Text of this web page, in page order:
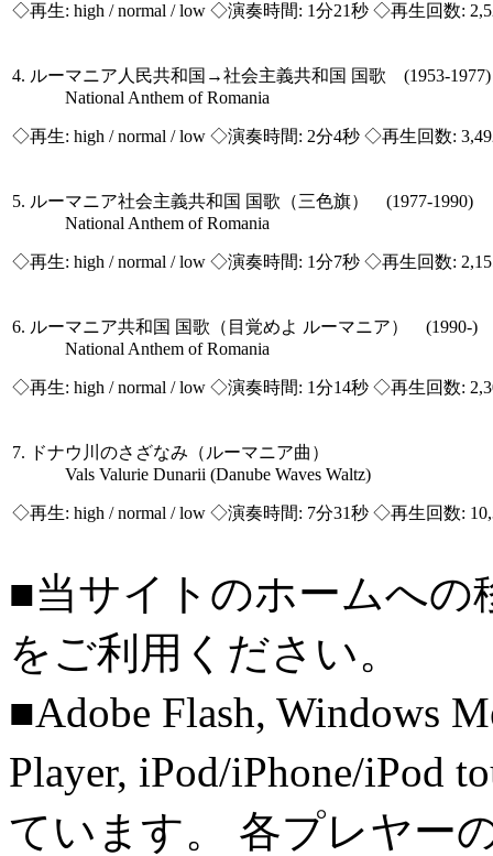
◇再生: high / normal / low ◇演奏時間: 1分21秒 ◇再生回数:
4. ルーマニア人民共和国→社会主義共和国 国歌 (1953-1977)
National Anthem of Romania
◇再生: high / normal / low ◇演奏時間: 2分4秒 ◇再生回数:
5. ルーマニア社会主義共和国 国歌（三色旗） (1977-1990)
National Anthem of Romania
◇再生: high / normal / low ◇演奏時間: 1分7秒 ◇再生回数:
6. ルーマニア共和国 国歌（目覚めよ ルーマニア） (1990-)
National Anthem of Romania
◇再生: high / normal / low ◇演奏時間: 1分14秒 ◇再生回数:
7. ドナウ川のさざなみ（ルーマニア曲）
Vals Valurie Dunarii (Danube Waves Waltz)
◇再生: high / normal / low ◇演奏時間: 7分31秒 ◇再生回数:
■当サイトのホームへの
をご利用ください。
■Adobe Flash, Windows
Player, iPod/iPhone/iPod
ています。 各プレヤー